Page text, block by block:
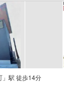
」駅 徒歩14分